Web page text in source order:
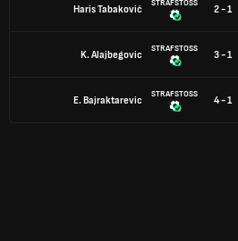
Haris Tabaković
STRAFSTOSS
2 - 1
K. Alajbegovic
STRAFSTOSS
3 - 1
E. Bajraktarevic
STRAFSTOSS
4 - 1